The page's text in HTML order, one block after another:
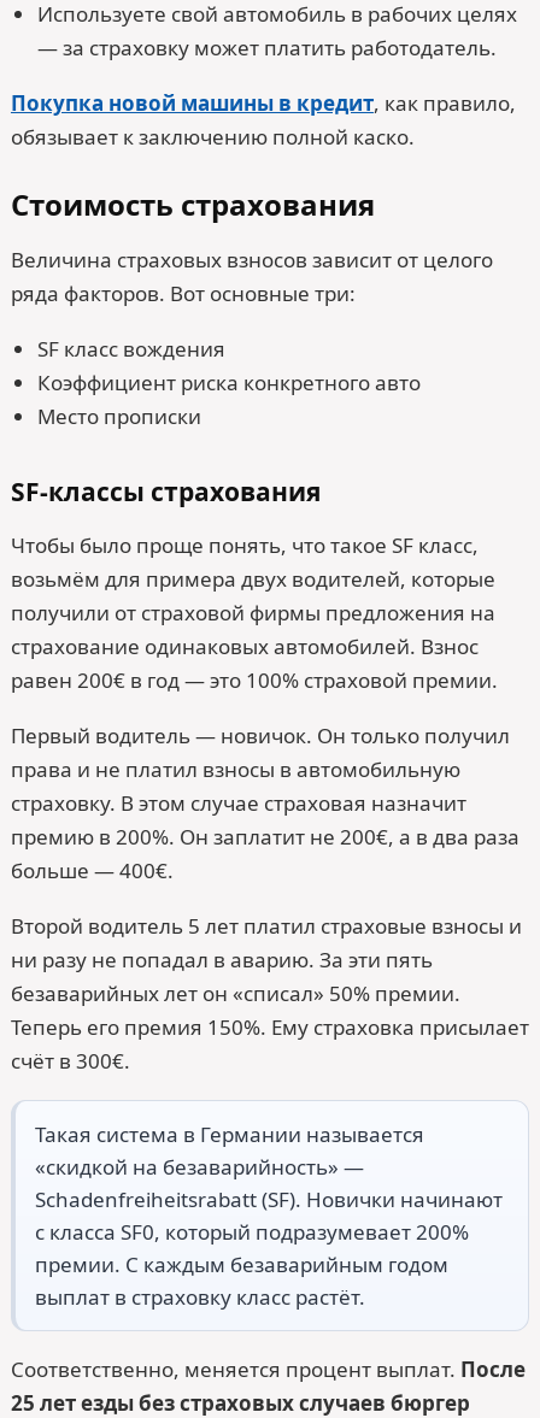
Используете свой автомобиль в рабочих целях
— за страховку может платить работодатель.
Покупка новой машины в кредит, как правило,
обязывает к заключению полной каско.
Стоимость страхования
Величина страховых взносов зависит от целого
ряда факторов. Вот основные три:
SF класс вождения
Коэффициент риска конкретного авто
Место прописки
SF-классы страхования
Чтобы было проще понять, что такое SF класс,
возьмём для примера двух водителей, которые
получили от страховой фирмы предложения на
страхование одинаковых автомобилей. Взнос
равен 200€ в год — это 100% страховой премии.
Первый водитель — новичок. Он только получил
права и не платил взносы в автомобильную
страховку. В этом случае страховая назначит
премию в 200%. Он заплатит не 200€, а в два раза
больше — 400€.
Второй водитель 5 лет платил страховые взносы и
ни разу не попадал в аварию. За эти пять
безаварийных лет он «списал» 50% премии.
Теперь его премия 150%. Ему страховка присылает
счёт в 300€.
Такая система в Германии называется
«скидкой на безаварийность» —
Schadenfreiheitsrabatt (SF). Новички начинают
с класса SF0, который подразумевает 200%
премии. С каждым безаварийным годом
выплат в страховку класс растёт.
Соответственно, меняется процент выплат. После
25 лет езды без страховых случаев бюргер